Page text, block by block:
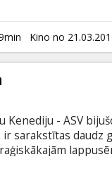
Kino no
Kenediju - ASV
sarakstītas daudz